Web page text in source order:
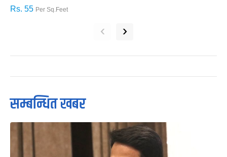
Rs. 55 Per Sq.Feet
‹ ›
सम्बन्धित खबर